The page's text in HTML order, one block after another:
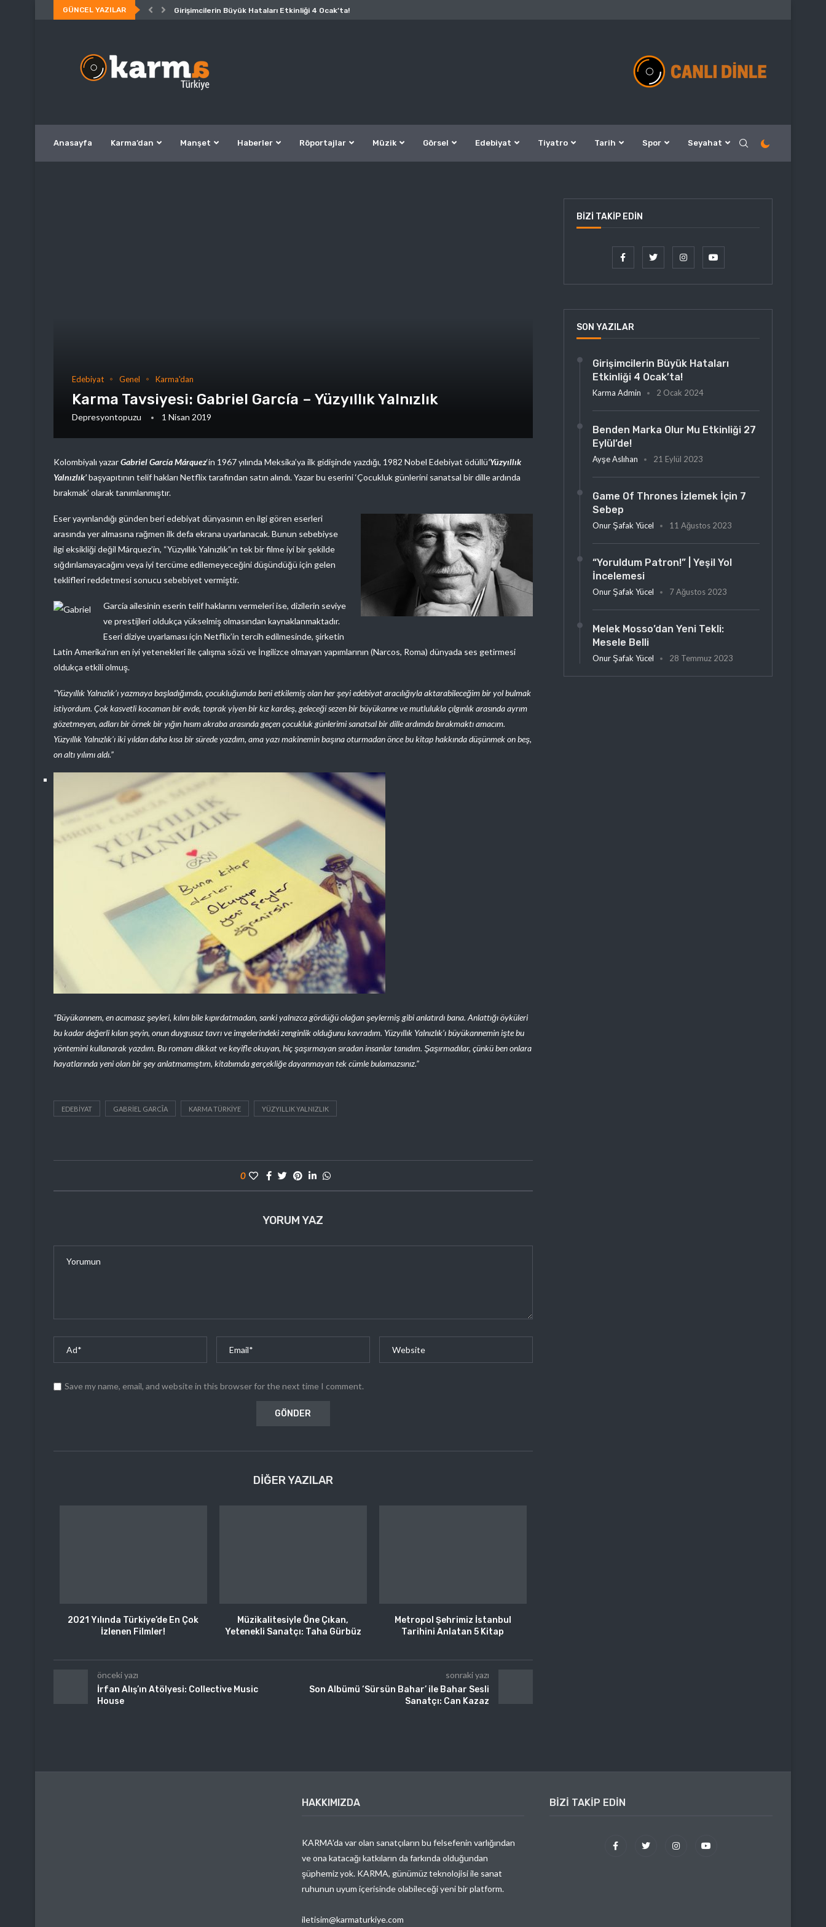
GÜNCEL YAZILAR Girişimcilerin Büyük Hataları Etkinliği 4 Ocak’ta!
Anasayfa Karma’dan Manşet Haberler Röportajlar Müzik Görsel Edebiyat Tiyatro Tarih Spor Seyahat
Edebiyat Genel Karma'dan
Karma Tavsiyesi: Gabriel García – Yüzyıllık Yalnızlık
Depresyontopuzu 1 Nisan 2019
Kolombiyalı yazarGabriel García Márquez‘in 1967 yılında Meksika’ya ilk gidişinde yazdığı, 1982 Nobel Edebiyat ödüllü‘Yüzyıllık
Yalnızlık’başyapıtının telif hakları Netflix tarafından satın alındı. Yazar bu eserini ‘Çocukluk günlerini sanatsal bir dille ardında
bırakmak’ olarak tanımlanmıştır.
Eser yayınlandığı günden beri edebiyat dünyasının en ilgi gören eserleri
arasında yer almasına rağmen ilk defa ekrana uyarlanacak. Bunun sebebiyse
ilgi eksikliği değil Márquez’in, “Yüzyıllık Yalnızlık”ın tek bir filme iyi bir şekilde
sığdırılamayacağını veya iyi tercüme edilemeyeceğini düşündüğü için gelen
teklifleri reddetmesi sonucu sebebiyet vermiştir.
García ailesinin eserin telif haklarını vermeleri ise, dizilerin seviye
ve prestijleri oldukça yükselmiş olmasından kaynaklanmaktadır.
Eseri diziye uyarlaması için Netflix’in tercih edilmesinde, şirketin
Latin Amerika’nın en iyi yetenekleri ile çalışma sözü ve İngilizce olmayan yapımlarının (Narcos, Roma) dünyada ses getirmesi
oldukça etkili olmuş.
“Yüzyıllık Yalnızlık’ı yazmaya başladığımda, çocukluğumda beni etkilemiş olan her şeyi edebiyat aracılığıyla aktarabileceğim bir yol bulmak
istiyordum. Çok kasvetli kocaman bir evde, toprak yiyen bir kız kardeş, geleceği sezen bir büyükanne ve mutlulukla çılgınlık arasında ayrım
gözetmeyen, adları bir örnek bir yığın hısım akraba arasında geçen çocukluk günlerimi sanatsal bir dille ardımda bırakmaktı amacım.
Yüzyıllık Yalnızlık’ı iki yıldan daha kısa bir sürede yazdım, ama yazı makinemin başına oturmadan önce bu kitap hakkında düşünmek on beş,
on altı yılımı aldı.”
“Büyükannem, en acımasız şeyleri, kılını bile kıpırdatmadan, sanki yalnızca gördüğü olağan şeylermiş gibi anlatırdı bana. Anlattığı öyküleri
bu kadar değerli kılan şeyin, onun duygusuz tavrı ve imgelerindeki zenginlik olduğunu kavradım. Yüzyıllık Yalnızlık’ı büyükannemin işte bu
yöntemini kullanarak yazdım. Bu romanı dikkat ve keyifle okuyan, hiç şaşırmayan sıradan insanlar tanıdım. Şaşırmadılar, çünkü ben onlara
hayatlarında yeni olan bir şey anlatmamıştım, kitabımda gerçekliğe dayanmayan tek cümle bulamazsınız.”
EDEBIYAT GABRIEL GARCÎA KARMA TÜRKIYE YÜZYILLIK YALNIZLIK
0
YORUM YAZ
Save my name, email, and website in this browser for the next time I comment.
DIĞER YAZILAR
2021 Yılında Türkiye’de En Çok
İzlenen Filmler!
Müzikalitesiyle Öne Çıkan,
Yetenekli Sanatçı: Taha Gürbüz
Metropol Şehrimiz İstanbul
Tarihini Anlatan 5 Kitap
önceki yazı
İrfan Alış’ın Atölyesi: Collective Music
House
sonraki yazı
Son Albümü ‘Sürsün Bahar’ ile Bahar Sesli
Sanatçı: Can Kazaz
BIZI TAKIP EDIN
SON YAZILAR
Girişimcilerin Büyük Hataları
Etkinliği 4 Ocak’ta!
Karma Admin 2 Ocak 2024
Benden Marka Olur Mu Etkinliği 27
Eylül’de!
Ayşe Aslıhan 21 Eylül 2023
Game Of Thrones İzlemek İçin 7
Sebep
Onur Şafak Yücel 11 Ağustos 2023
“Yoruldum Patron!” | Yeşil Yol
İncelemesi
Onur Şafak Yücel 7 Ağustos 2023
Melek Mosso’dan Yeni Tekli:
Mesele Belli
Onur Şafak Yücel 28 Temmuz 2023
HAKKIMIZDA
KARMA’da var olan sanatçıların bu felsefenin varlığından
ve ona katacağı katkıların da farkında olduğundan
şüphemiz yok. KARMA, günümüz teknolojisi ile sanat
ruhunun uyum içerisinde olabileceği yeni bir platform.
iletisim@karmaturkiye.com
BIZI TAKIP EDIN